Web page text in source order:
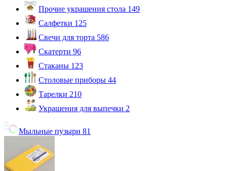
Прочие украшения стола 149
Салфетки 125
Свечи для торта 586
Скатерти 96
Стаканы 123
Столовые приборы 44
Тарелки 210
Украшения для выпечки 2
Мыльные пузыри 81